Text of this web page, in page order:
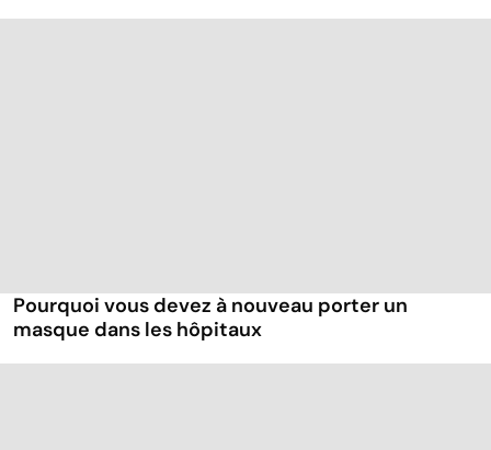
Pourquoi vous devez à nouveau porter un
masque dans les hôpitaux